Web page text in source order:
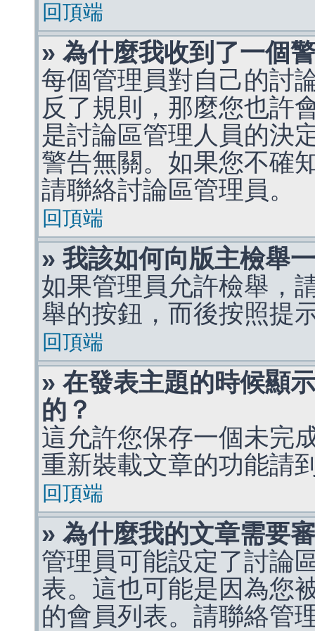
回頂端
» 為什麼我收到了一個
每個管理員對自己的討
反了規則，那麼您也許
是討論區管理人員的決
警告無關。如果您不確
請聯絡討論區管理員。
回頂端
» 我該如何向版主檢舉
如果管理員允許檢舉，
舉的按鈕，而後按照提
回頂端
» 在發表主題的時候顯
的？
這允許您保存一個未完
重新裝載文章的功能請
回頂端
» 為什麼我的文章需要
管理員可能設定了討論
表。這也可能是因為您
的會員列表。請聯絡管